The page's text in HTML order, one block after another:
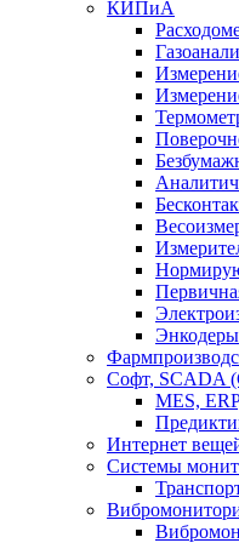
КИПиА
Энкодеры
Софт,
MES,
Интернет
Системы